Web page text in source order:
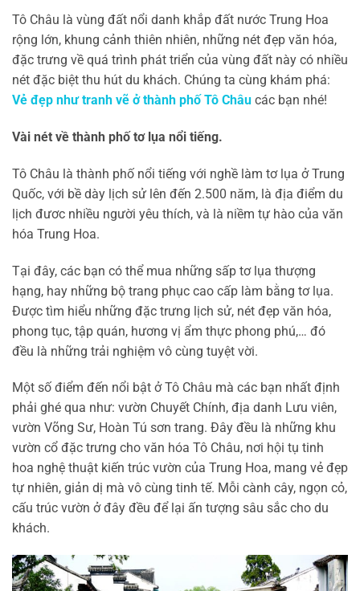
Tô Châu là vùng đất nổi danh khắp đất nước Trung Hoa
rộng lớn, khung cảnh thiên nhiên, những nét đẹp văn hóa,
đặc trưng về quá trình phát triển của vùng đất này có nhiều
nét đặc biệt thu hút du khách. Chúng ta cùng khám phá:
Vẻ đẹp như tranh vẽ ở thành phố Tô Châu các bạn nhé!
Vài nét về thành phố tơ lụa nổi tiếng.
Tô Châu là thành phố nổi tiếng với nghề làm tơ lụa ở Trung
Quốc, với bề dày lịch sử lên đến 2.500 năm, là địa điểm du
lịch đươc nhiều người yêu thích, và là niềm tự hào của văn
hóa Trung Hoa.
Tại đây, các bạn có thể mua những sấp tơ lụa thượng
hạng, hay những bộ trang phục cao cấp làm bằng tơ lụa.
Được tìm hiểu những đặc trưng lịch sử, nét đẹp văn hóa,
phong tục, tập quán, hương vị ẩm thực phong phú,… đó
đều là những trải nghiệm vô cùng tuyệt vời.
Một số điểm đến nổi bật ở Tô Châu mà các bạn nhất định
phải ghé qua như: vườn Chuyết Chính, địa danh Lưu viên,
vườn Võng Sư, Hoàn Tú sơn trang. Đây đều là những khu
vườn cổ đặc trưng cho văn hóa Tô Châu, nơi hội tụ tinh
hoa nghệ thuật kiến trúc vườn của Trung Hoa, mang vẻ đẹp
tự nhiên, giản dị mà vô cùng tinh tế. Mỗi cành cây, ngọn cỏ,
cấu trúc vườn ở đây đều để lại ấn tượng sâu sắc cho du
khách.